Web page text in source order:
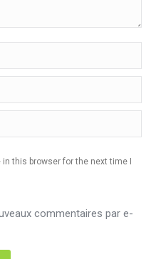
this browser for the next time I
commentaires par e-